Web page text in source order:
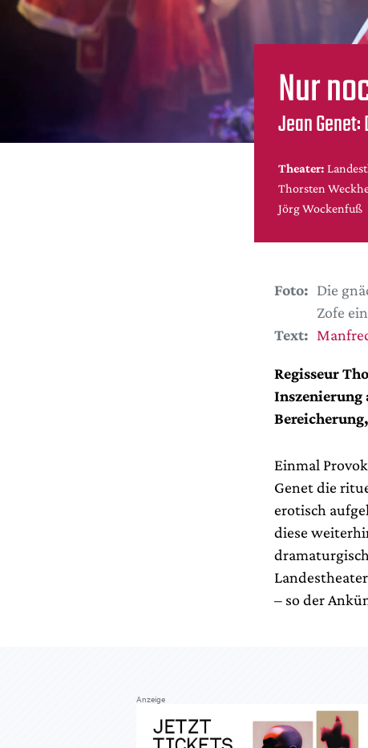
Nur
Jean Genet:
Theater:
Thorsten
Jörg Wockenfuß
Foto: Die
Zofe
Text:
Regisseur
Inszenierung
Einmal
Genet die
erotisch
diese
– so der
Anzeige